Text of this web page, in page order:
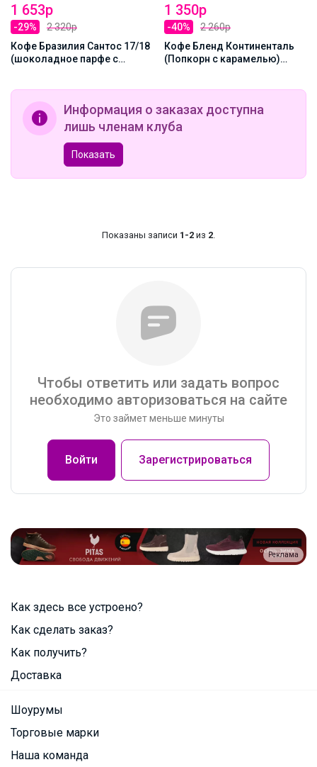
1 653р
-29%
2 320р
Кофе Бразилия Сантос 17/18
(шоколадное парфе с
1 350р
-40%
2 260р
Кофе Бленд Континенталь
(Попкорн с карамелью)
Информация о заказах доступна
лишь членам клуба
Показать
Показаны записи 1-2 из 2.
Чтобы ответить или задать вопрос
необходимо авторизоваться на сайте
Это займет меньше минуты
Войти Зарегистрироваться
Реклама
Как здесь все устроено?
Как сделать заказ?
Как получить?
Доставка
Шоурумы
Торговые марки
Наша команда